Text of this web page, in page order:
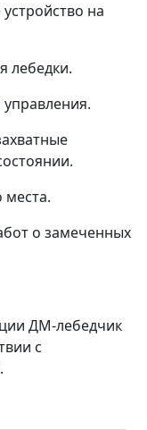
на
лебедки.
места.
о замеченных
ДМ-лебедчик
с